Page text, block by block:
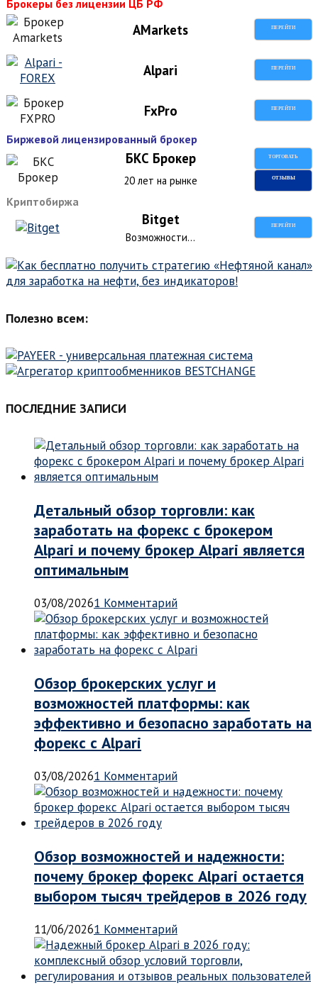
Брокеры без лицензии ЦБ РФ
AMarkets ПЕРЕЙТИ
Alpari ПЕРЕЙТИ
FxPro ПЕРЕЙТИ
Биржевой лицензированный брокер
БКС Брокер ТОРГОВАТЬ
20 лет на рынке ОТЗЫВЫ
Криптобиржа
Bitget ПЕРЕЙТИ
Возможности...
Полезно всем:
ПОСЛЕДНИЕ ЗАПИСИ
Детальный обзор торговли: как
заработать на форекс с брокером
Alpari и почему брокер Alpari является
оптимальным
03/08/20261 Комментарий
Обзор брокерских услуг и
возможностей платформы: как
эффективно и безопасно заработать на
форекс с Alpari
03/08/20261 Комментарий
Обзор возможностей и надежности:
почему брокер форекс Alpari остается
выбором тысяч трейдеров в 2026 году
11/06/20261 Комментарий